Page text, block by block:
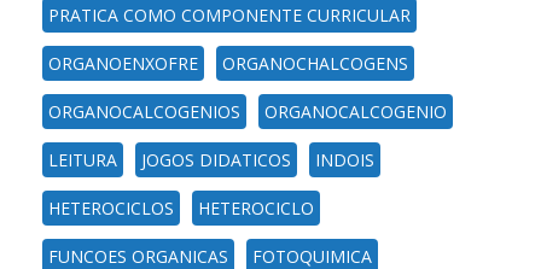
PRATICA COMO COMPONENTE CURRICULAR
ORGANOENXOFRE ORGANOCHALCOGENS
ORGANOCALCOGENIOS ORGANOCALCOGENIO
LEITURA JOGOS DIDATICOS INDOIS
HETEROCICLOS HETEROCICLO
FUNCOES ORGANICAS FOTOQUIMICA